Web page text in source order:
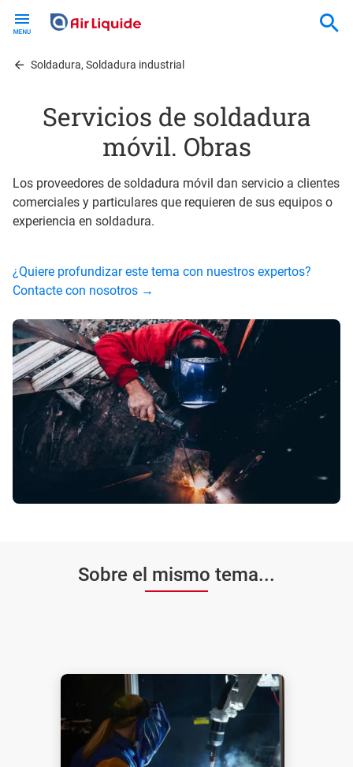
contentSoldadura, Soldadura industrial
Servicios de soldadura
móvil. Obras
Los proveedores de soldadura móvil dan servicio a clientes
comerciales y particulares que requieren de sus equipos o
experiencia en soldadura.
¿Quiere profundizar este tema con nuestros expertos?
Contacte con nosotros →
Sobre el mismo tema...